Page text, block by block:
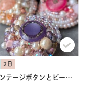
2日
ヴィンテージボタンとビーズ刺繍ブローチ